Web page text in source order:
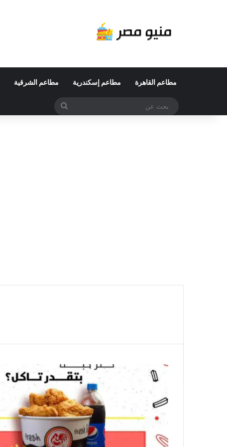
مطاعم القاهرة مطاعم إسكندرية مطاعم الشرقية